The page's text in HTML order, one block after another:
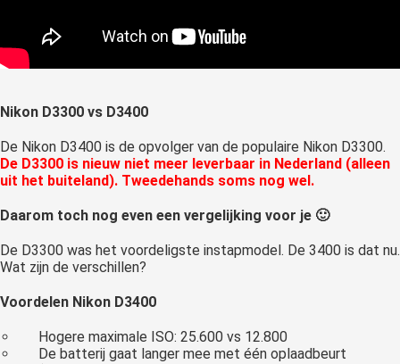
Nikon D3300 vs D3400
De Nikon D3400 is de opvolger van de populaire Nikon D3300.
De D3300 is nieuw niet meer leverbaar in Nederland (alleen
uit het buiteland). Tweedehands soms nog wel.
Daarom toch nog even een vergelijking voor je 🙂
De D3300 was het voordeligste instapmodel. De 3400 is dat nu.
Wat zijn de verschillen?
Voordelen Nikon D3400
Hogere maximale ISO: 25.600 vs 12.800
De batterij gaat langer mee met één oplaadbeurt